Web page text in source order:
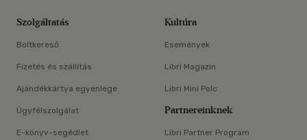
Szolgáltatás
Boltkereső
Fizetés és szállítás
Ajándékkártya egyenlege
Ügyfélszolgálat
E-könyv-segédlet
Kultúra
Események
Libri Magazin
Libri Mini Polc
Partnereinknek
Libri Partner Program